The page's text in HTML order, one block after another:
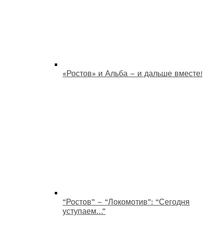
«Ростов» и Альба – и дальше вместе!
“Ростов” – “Локомотив”: “Сегодня
уступаем…”